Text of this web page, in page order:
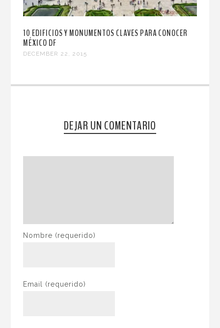
10 EDIFICIOS Y MONUMENTOS CLAVES PARA CONOCER
MÉXICO DF
DECEMBER 22, 2015
DEJAR UN COMENTARIO
Nombre (requerido)
Email (requerido)